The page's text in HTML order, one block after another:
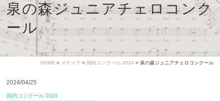
泉の森ジュニアチェロコンク
ール
HOME > メディア > 国内コンクール 2024 > 泉の森ジュニアチェロコンクール
2024/04/25
国内コンクール 2024